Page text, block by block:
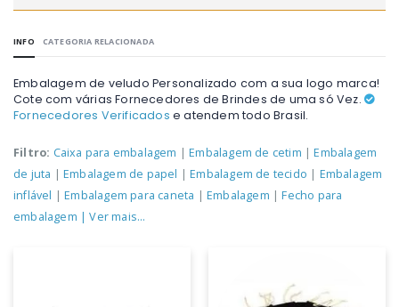
INFO CATEGORIA RELACIONADA
Embalagem de veludo Personalizado com a sua logo marca!
Cote com várias Fornecedores de Brindes de uma só Vez.
Fornecedores Verificados e atendem todo Brasil.
Filtro: Caixa para embalagem |Embalagem de cetim |Embalagem
de juta |Embalagem de papel |Embalagem de tecido | Embalagem
inflável |Embalagem para caneta |Embalagem |Fecho para
embalagem | Ver mais...